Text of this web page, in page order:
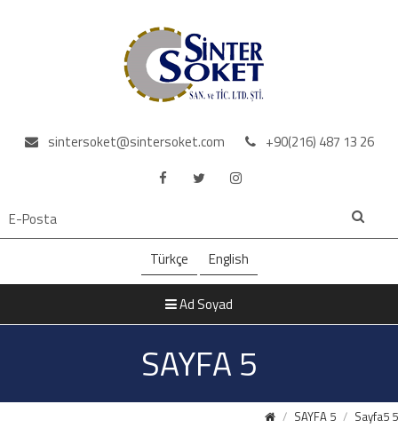
sintersoket@sintersoket.com +90(216) 487 13 26
Türkçe English
Ad Soyad
SAYFA 5
SAYFA 5 Sayfa5 5